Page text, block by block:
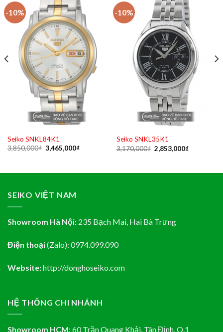
-10%
Seiko SNKL84K1
3,850,000₫ Original
price
3,465,000₫Current
-10%
Seiko SNKL35K1
3,170,000₫ Original
price
2,853,000₫Current
SEIKO VIỆT NAM
Showroom Hà Nội: 235 Bạch Mai, Hai Bà Trưng
Điện thoại(Zalo): 0974.099.090
Website:http://donghoseiko.com
HỆ THỐNG CHI NHÁNH
Showroom HCM: 60 Trần Quang Khải, Tân Định, Q.1